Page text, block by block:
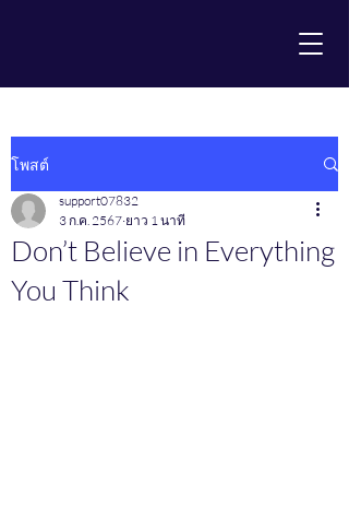
โพสต์
Don’t Believe in Everything
You Think
support07832
3 ก.ค. 2567 ยาว 1 นาที